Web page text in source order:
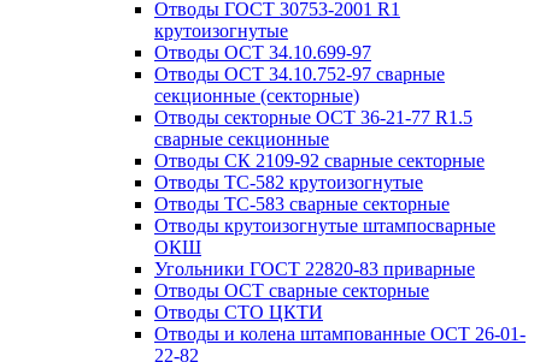
Отводы ГОСТ 30753-2001 R1
крутоизогнутые
Отводы ОСТ 34.10.699-97
Отводы ОСТ 34.10.752-97 сварные
секционные (секторные)
Отводы секторные ОСТ 36-21-77 R1.5
сварные секционные
Отводы СК 2109-92 сварные секторные
Отводы ТС-582 крутоизогнутые
Отводы ТС-583 сварные секторные
Отводы крутоизогнутые штампосварные
ОКШ
Угольники ГОСТ 22820-83 приварные
Отводы ОСТ сварные секторные
Отводы СТО ЦКТИ
Отводы и колена штампованные ОСТ 26-01-
22-82